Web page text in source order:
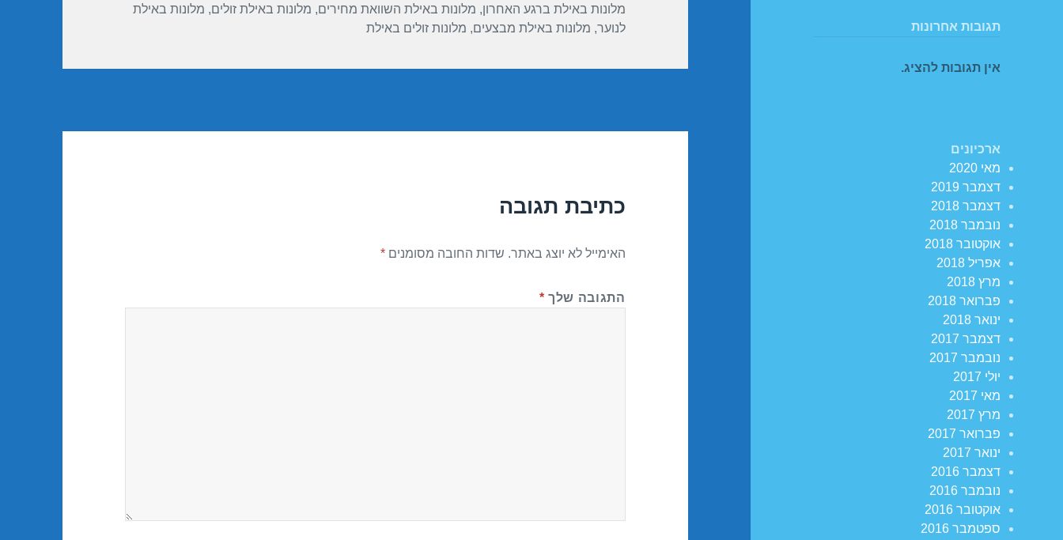
תגובות אחרונות
אין תגובות להציג.
ארכיונים
מאי 2020
דצמבר 2019
דצמבר 2018
נובמבר 2018
אוקטובר 2018
אפריל 2018
מרץ 2018
פברואר 2018
ינואר 2018
דצמבר 2017
נובמבר 2017
יולי 2017
מאי 2017
מרץ 2017
פברואר 2017
ינואר 2017
דצמבר 2016
נובמבר 2016
אוקטובר 2016
ספטמבר 2016
k
מלונות באילת ברגע האחרון, מלונות באילת השוואת מחירים, מלונות באילת זולים, מלונות באילת
לנוער, מלונות באילת מבצעים, מלונות זולים באילת
כתיבת תגובה
האימייל לא יוצג באתר. שדות החובה מסומנים*
התגובה שלך *